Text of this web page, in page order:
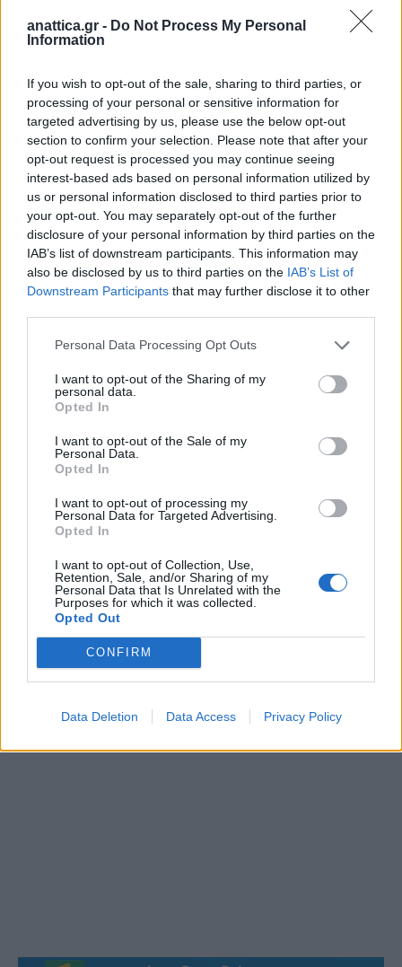
anattica.gr - Do Not Process My Personal
Information
If you wish to opt-out of the sale, sharing to third parties, or
processing of your personal or sensitive information for
targeted advertising by us, please use the below opt-out
section to confirm your selection. Please note that after your
opt-out request is processed you may continue seeing
interest-based ads based on personal information utilized by
us or personal information disclosed to third parties prior to
your opt-out. You may separately opt-out of the further
disclosure of your personal information by third parties on the
IAB’s list of downstream participants. This information may
also be disclosed by us to third parties on the IAB’s List of
Downstream Participants that may further disclose it to other
Personal Data Processing Opt Outs
I want to opt-out of the Sharing of my
personal data.
Opted In
I want to opt-out of the Sale of my
Personal Data.
Opted In
I want to opt-out of processing my
Personal Data for Targeted Advertising.
Opted In
I want to opt-out of Collection, Use,
Retention, Sale, and/or Sharing of my
Personal Data that Is Unrelated with the
Purposes for which it was collected.
Opted Out
CONFIRM
Data Deletion Data Access Privacy Policy
καθώς και την αντιπροσωπεία του ΠΑΣΟΚ με τα μέλη
της Κεντρικής Επιτροπής Βάσια Αναστασίου, Γιάννη